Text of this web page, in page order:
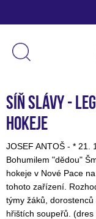
Síň slávy -
hokeje
JOSEF ANTOŠ - * 21.
Bohumilem "dědou"
hokeje v Nové Pace
tohoto zařízení.
týmy žáků,
hřištích soupeřů.